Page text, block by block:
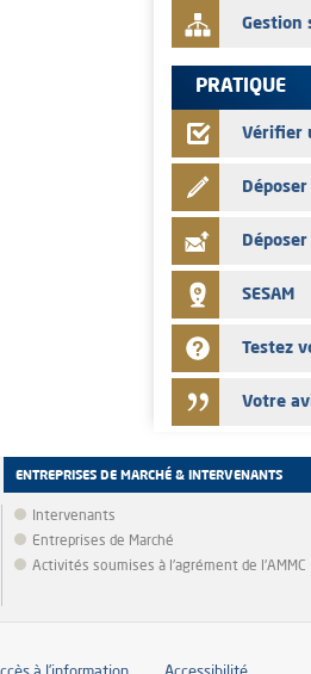
Gestion
PRATIQUE
Vérifier
SESAM
Testez
Votre
ENTREPRISES DE MARCHÉ & INTERVENANTS
Intervenants
Entreprises de Marché
Activités soumises à l'agrément de l'AMMC